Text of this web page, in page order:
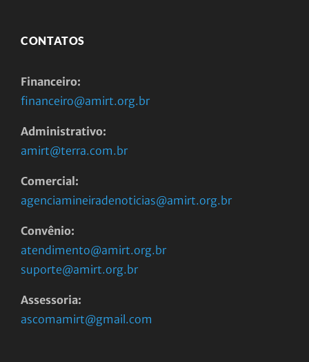
CONTATOS
Financeiro:
financeiro@amirt.org.br
Administrativo:
amirt@terra.com.br
Comercial:
agenciamineiradenoticias@amirt.org.br
Convênio:
atendimento@amirt.org.br
suporte@amirt.org.br
Assessoria:
ascomamirt@gmail.com